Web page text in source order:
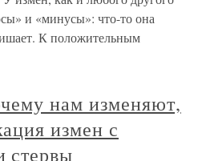
и «минусы»: что-то она
К положительным
нам изменяют,
измен с
стервы